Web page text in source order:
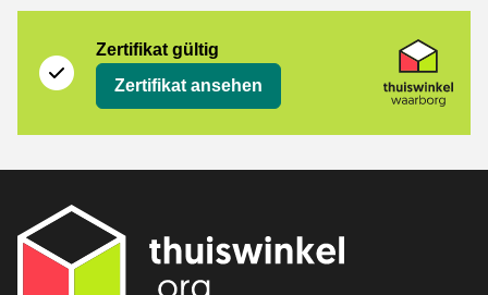
Zertifikat gültig
Zertifikat ansehen